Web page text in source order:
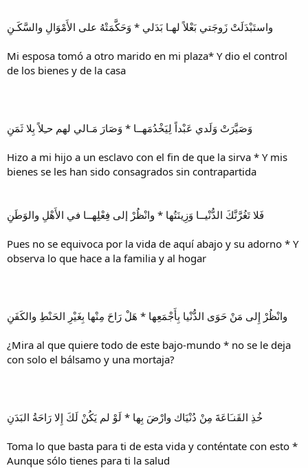
واستَبْدَلَتْ زَوجَتي بَعْلاً لهـا بَدَلي * وَحَكَّمَتْهُ على الأَمْوَالِ والسَّكَـنِ
Mi esposa tomó a otro marido en mi plaza* Y dio el control
de los bienes y de la casa
وَصَيَّرَتْ وَلَدي عَبْداً لِيَخْدُمَهــا * وَصَارَ مَـالي لهم حـِلاً بِلا ثَمَنِ
Hizo a mi hijo a un esclavo con el fin de que la sirva * Y mis
bienes se les han sido consagrados sin contrapartida
فَلا تَغُرَّنَّكَ الدُّنْيــا وَزِينَتُها * وانْظُرْ إلى فِعْلِهــا في الأَهْلِ والوَطَنِ
Pues no se equivoca por la vida de aquí abajo y su adorno * Y
observa lo que hace a la familia y al hogar
وانْظُرْ إِلى مَنْ حَوَى الدُّنْيا بِأَجْمَعِها * هَلْ رَاحَ مِنْها بِغَيْرِ الحَنْطِ والكَفَنِ
¿Mira al que quiere todo de este bajo-mundo * no se le deja
con solo el bálsamo y una mortaja?
خُذِ القَنـَاعَةَ مِنْ دُنْيَاك وارْضَ بِها * لَوْ لم يَكُنْ لَكَ إِلا رَاحَةُ البَدَنِ
Toma lo que basta para ti de esta vida y conténtate con esto *
Aunque sólo tienes para ti la salud